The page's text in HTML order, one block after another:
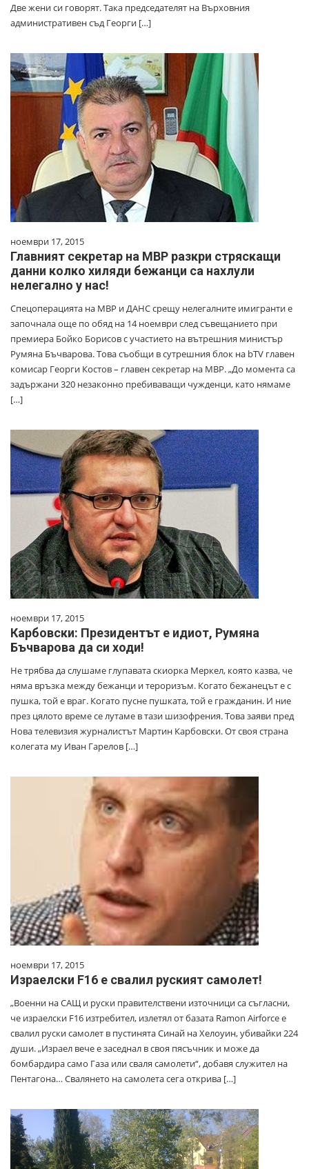
Две жени си говорят. Така председателят на Върховния
административен съд Георги […]
ноември 17, 2015
Главният секретар на МВР разкри стряскащи
данни колко хиляди бежанци са нахлули
нелегално у нас!
Спецоперацията на МВР и ДАНС срещу нелегалните имигранти е
започнала още по обяд на 14 ноември след съвещанието при
премиера Бойко Борисов с участието на вътрешния министър
Румяна Бъчварова. Това съобщи в сутрешния блок на bTV главен
комисар Георги Костов – главен секретар на МВР. „До момента са
задържани 320 незаконно пребиваващи чужденци, като нямаме
[…]
ноември 17, 2015
Карбовски: Президентът е идиот, Румяна
Бъчварова да си ходи!
Не трябва да слушаме глупавата скиорка Меркел, която казва, че
няма връзка между бежанци и тероризъм. Когато бежанецът е с
пушка, той е враг. Когато пусне пушката, той е гражданин. И ние
през цялото време се лутаме в тази шизофрения. Това заяви пред
Нова телевизия журналистът Мартин Карбовски. От своя страна
колегата му Иван Гарелов […]
ноември 17, 2015
Израелски F16 е свалил руският самолет!
„Военни на САЩ и руски правителствени източници са съгласни,
че израелски F16 изтребител, излетял от базата Ramon Airforce е
свалил руски самолет в пустинята Синай на Хелоуин, убивайки 224
души. „Израел вече е заседнал в своя пясъчник и може да
бомбардира само Газа или сваля самолети“, добавя служител на
Пентагона… Свалянето на самолета сега открива […]